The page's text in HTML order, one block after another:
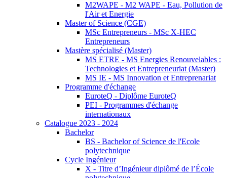
M2WAPE - M2 WAPE - Eau, Pollution de
l'Air et Energie
Master of Science (CGE)
MSc Entrepreneurs - MSc X-HEC
Entrepreneurs
Mastère spécialisé (Master)
MS ETRE - MS Energies Renouvelables :
Technologies et Entrepreneuriat (Master)
MS IE - MS Innovation et Entreprenariat
Programme d'échange
EuroteQ - Diplôme EuroteQ
PEI - Programmes d'échange
internationaux
Catalogue 2023 - 2024
Bachelor
BS - Bachelor of Science de l'Ecole
polytechnique
Cycle Ingénieur
X - Titre d’Ingénieur diplômé de l’École